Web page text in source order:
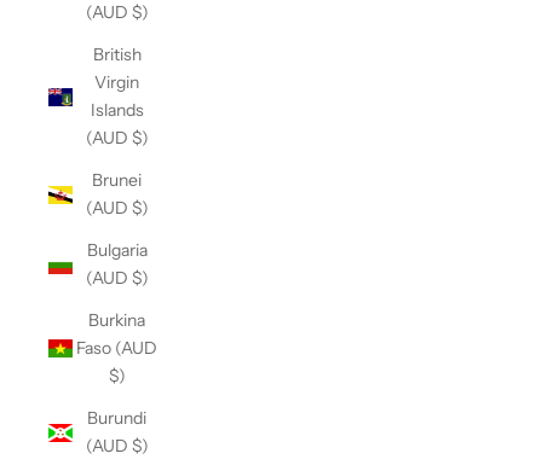
(AUD $)
British
Virgin
Islands
(AUD $)
Brunei
(AUD $)
Bulgaria
(AUD $)
Burkina
Faso (AUD
$)
Burundi
(AUD $)